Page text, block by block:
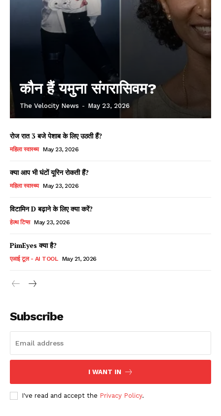
कौन हैं यमुना संगरासिवम?
The Velocity News - May 23, 2026
रोज रात 3 बजे पेशाब के लिए उठती हैं?
महिला स्वास्थ्य May 23, 2026
क्या आप भी घंटों यूरिन रोकती हैं?
महिला स्वास्थ्य May 23, 2026
विटामिन D बढ़ाने के लिए क्या करें?
हेल्थ टिप्स May 23, 2026
PimEyes क्या है?
एआई टूल - AI TOOL May 21, 2026
Subscribe
I WANT IN
I've read and accept the Privacy Policy.